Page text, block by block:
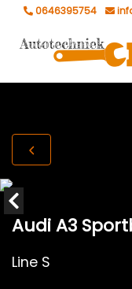
0646395754
Audi A3
Line S